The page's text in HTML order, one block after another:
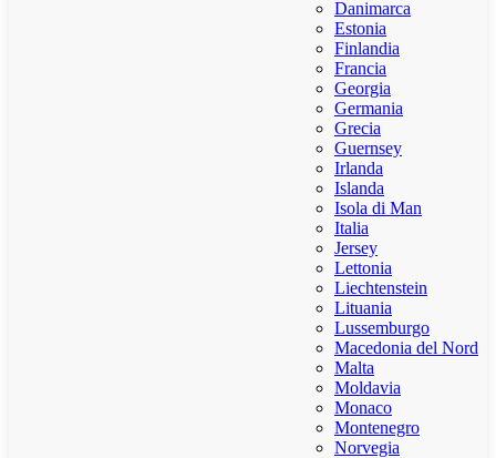
Danimarca
Estonia
Finlandia
Francia
Georgia
Germania
Grecia
Guernsey
Irlanda
Islanda
Isola di Man
Italia
Jersey
Lettonia
Liechtenstein
Lituania
Lussemburgo
Macedonia del Nord
Malta
Moldavia
Monaco
Montenegro
Norvegia